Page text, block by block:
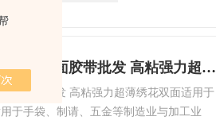
黄油胶 双面胶 高粘强力超薄 双面胶带批发 高粘强力超薄绣花双面
面胶带批发 高粘强力超薄绣花双面适用于
于手袋、制请、五金等制造业与加工业